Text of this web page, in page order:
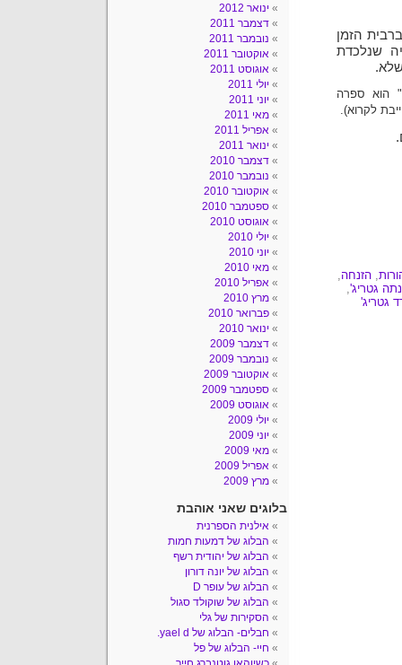
הזמן
שנלכדת
הוא ספרה
לקרוא).
, הזנחה,
גטריג',
גטריג'
ינואר 2012
דצמבר 2011
נובמבר 2011
אוקטובר 2011
אוגוסט 2011
יולי 2011
יוני 2011
מאי 2011
אפריל 2011
ינואר 2011
דצמבר 2010
נובמבר 2010
אוקטובר 2010
ספטמבר 2010
אוגוסט 2010
יולי 2010
יוני 2010
מאי 2010
אפריל 2010
מרץ 2010
פברואר 2010
ינואר 2010
דצמבר 2009
נובמבר 2009
אוקטובר 2009
ספטמבר 2009
אוגוסט 2009
יולי 2009
יוני 2009
מאי 2009
אפריל 2009
מרץ 2009
בלוגים שאני אוהבת
אילנית הספרנית
הבלוג של דמעות חמות
הבלוג של יהודית רשף
הבלוג של יונה דורון
הבלוג של עופר D
הבלוג של שוקולד סגול
הסקירות של גלי
חבלים- הבלוג של yael d.
חיי- הבלוג של פל